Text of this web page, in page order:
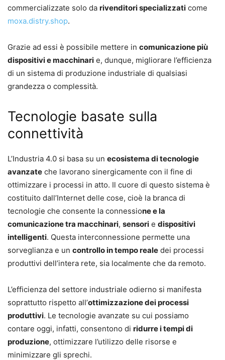
commercializzate solo da rivenditori specializzati come
moxa.distry.shop.
Grazie ad essi è possibile mettere in comunicazione più
dispositivi e macchinari e, dunque, migliorare l’efficienza
di un sistema di produzione industriale di qualsiasi
grandezza o complessità.
Tecnologie basate sulla
connettività
L’Industria 4.0 si basa su un ecosistema di tecnologie
avanzate che lavorano sinergicamente con il fine di
ottimizzare i processi in atto. Il cuore di questo sistema è
costituito dall’Internet delle cose, cioè la branca di
tecnologie che consente la connessione e la
comunicazione tra macchinari, sensori e dispositivi
intelligenti. Questa interconnessione permette una
sorveglianza e un controllo in tempo reale dei processi
produttivi dell’intera rete, sia localmente che da remoto.
L’efficienza del settore industriale odierno si manifesta
soprattutto rispetto all’ottimizzazione dei processi
produttivi. Le tecnologie avanzate su cui possiamo
contare oggi, infatti, consentono di ridurre i tempi di
produzione, ottimizzare l’utilizzo delle risorse e
minimizzare gli sprechi.